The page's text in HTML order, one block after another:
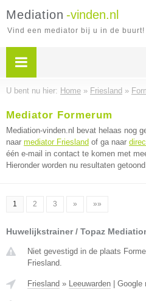
Mediation -vinden.nl
Vind een mediator bij u in de buurt!
U bent nu hier: Home » Friesland »
Mediator Formerum
Mediation-vinden.nl bevat helaas nog
naar mediator Friesland of ga naar
één e-mail in contact te komen met
Hieronder worden nu resultaten
1 2 3 » »»
Huwelijkstrainer / Topaz
Niet gevestigd in de plaats
Friesland.
Friesland » Leeuwarden Google